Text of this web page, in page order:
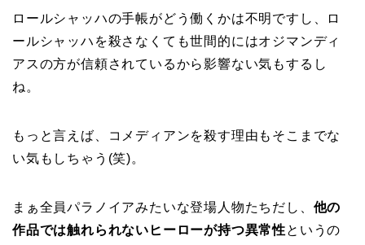
ロールシャッハの手帳がどう働くかは不明ですし、ロ
ールシャッハを殺さなくても世間的にはオジマンディ
アスの方が信頼されているから影響ない気もするし
ね。
もっと言えば、コメディアンを殺す理由もそこまでな
い気もしちゃう(笑)。
まぁ全員パラノイアみたいな登場人物たちだし、 他の
作品では触れられないヒーローが持つ異常性というの